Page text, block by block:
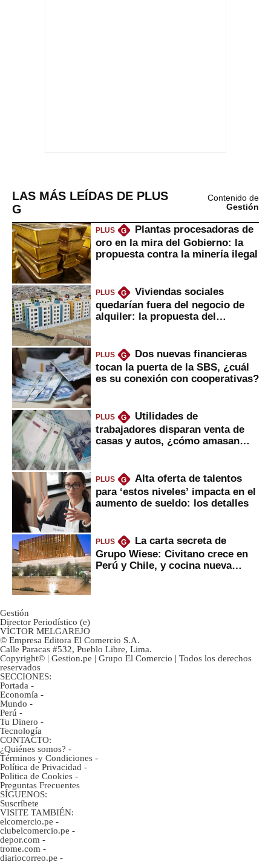
LAS MÁS LEÍDAS DE PLUS
G
Contenido de
Gestión
PLUS G
Plantas procesadoras de
oro en la mira del Gobierno: la
propuesta contra la minería ilegal
PLUS G
Viviendas sociales
quedarían fuera del negocio de
alquiler: la propuesta del
PLUS G
Dos nuevas financieras
tocan la puerta de la SBS, ¿cuál
es su conexión con cooperativas?
PLUS G
Utilidades de
trabajadores disparan venta de
casas y autos, ¿cómo amasan
PLUS G
Alta oferta de talentos
para ‘estos niveles’ impacta en el
aumento de sueldo: los detalles
PLUS G
La carta secreta de
Grupo Wiese: Civitano crece en
Perú y Chile, y cocina nueva
Gestión
Director Periodístico (e)
VÍCTOR MELGAREJO
© Empresa Editora El Comercio S.A.
Calle Paracas #532, Pueblo Libre, Lima.
Copyright© | Gestion.pe | Grupo El Comercio | Todos los derechos
reservados
SECCIONES:
Portada -
Economía -
Mundo -
Perú -
Tu Dinero -
Tecnología
CONTACTO:
¿Quiénes somos? -
Términos y Condiciones -
Política de Privacidad -
Politica de Cookies -
Preguntas Frecuentes
SÍGUENOS:
Suscríbete
VISITE TAMBIÉN:
elcomercio.pe -
clubelcomercio.pe -
depor.com -
trome.com -
diariocorreo.pe -